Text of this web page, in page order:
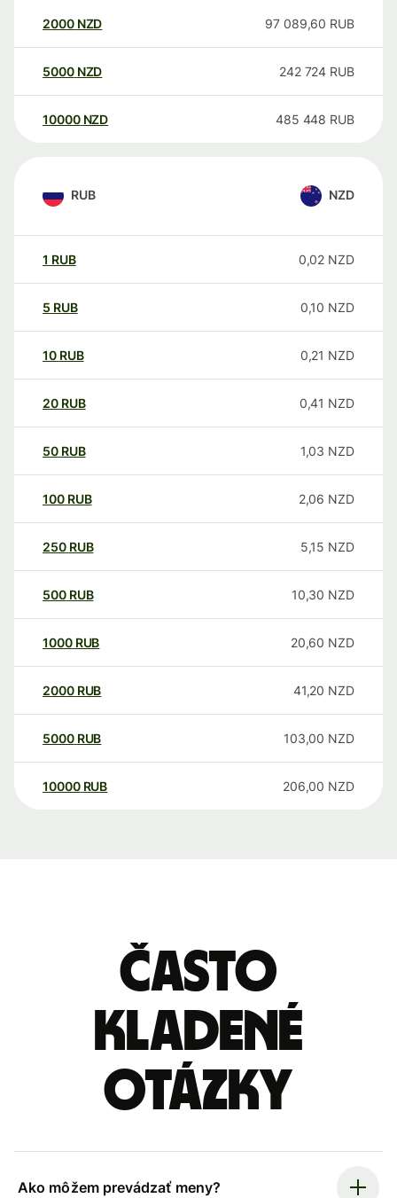
2000 NZD 97 089,60 RUB
5000 NZD 242 724 RUB
10000 NZD 485 448 RUB
RUB NZD
1 RUB 0,02 NZD
5 RUB 0,10 NZD
10 RUB 0,21 NZD
20 RUB 0,41 NZD
50 RUB 1,03 NZD
100 RUB 2,06 NZD
250 RUB 5,15 NZD
500 RUB 10,30 NZD
1000 RUB 20,60 NZD
2000 RUB 41,20 NZD
5000 RUB 103,00 NZD
10000 RUB 206,00 NZD
Často
kladené
otázky
Ako môžem prevádzať meny?